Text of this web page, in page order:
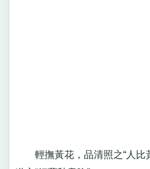
輕撫黃花，品清照之“人比